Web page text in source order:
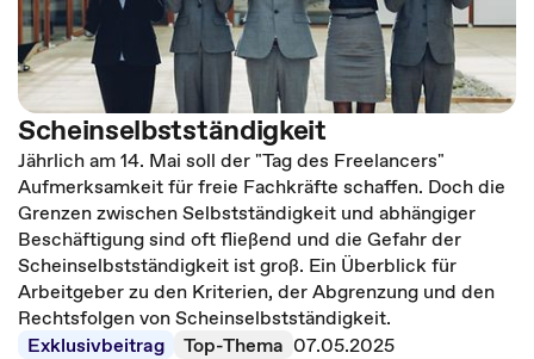
Scheinselbstständigkeit
Jährlich am 14. Mai soll der "Tag des Freelancers"
Aufmerksamkeit für freie Fachkräfte schaffen. Doch die
Grenzen zwischen Selbstständigkeit und abhängiger
Beschäftigung sind oft fließend und die Gefahr der
Scheinselbstständigkeit ist groß. Ein Überblick für
Arbeitgeber zu den Kriterien, der Abgrenzung und den
Rechtsfolgen von Scheinselbstständigkeit.
Exklusivbeitrag
Top-Thema 07.05.2025